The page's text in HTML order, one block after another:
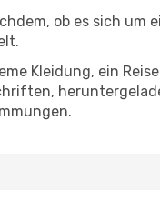
ob es sich
Kleidung, ein